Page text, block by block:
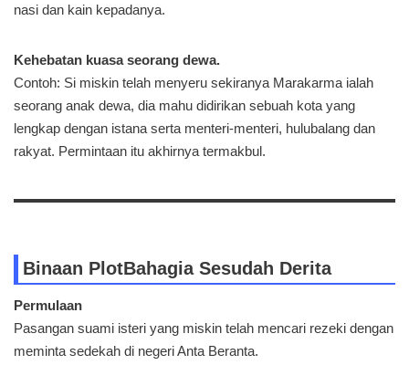
nasi dan kain kepadanya.
Kehebatan kuasa seorang dewa.
Contoh: Si miskin telah menyeru sekiranya Marakarma ialah
seorang anak dewa, dia mahu didirikan sebuah kota yang
lengkap dengan istana serta menteri-menteri, hulubalang dan
rakyat. Permintaan itu akhirnya termakbul.
Binaan PlotBahagia Sesudah Derita
Permulaan
Pasangan suami isteri yang miskin telah mencari rezeki dengan
meminta sedekah di negeri Anta Beranta.